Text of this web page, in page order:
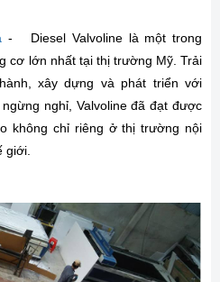
- Diesel Valvoline là một trong
cơ lớn nhất tại thị trường Mỹ. Trải
xây dựng và phát triển với
nghỉ, Valvoline đã đạt được
không chỉ riêng ở thị trường nội
giới.